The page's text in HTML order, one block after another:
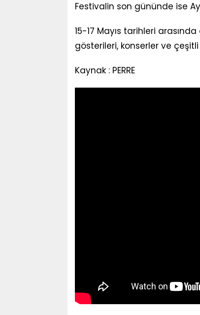
Festivalin son gününde ise
15-17 Mayıs tarihleri
gösterileri, konserler ve
Kaynak : PERRE